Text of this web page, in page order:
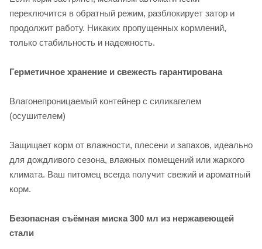
переключится в обратный режим, разблокирует затор и
продолжит работу. Никаких пропущенных кормлений,
только стабильность и надежность.
Герметичное хранение и свежесть гарантирована
Влагонепроницаемый контейнер с силикагелем
(осушителем)
Защищает корм от влажности, плесени и запахов, идеально
для дождливого сезона, влажных помещений или жаркого
климата. Ваш питомец всегда получит свежий и ароматный
корм.
Безопасная съёмная миска 300 мл из нержавеющей
стали